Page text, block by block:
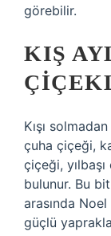
görebilir.
KIŞ
Kışı
çuha çiçeği,
çiçeği,
bulunur. Bu
arasında
güçlü